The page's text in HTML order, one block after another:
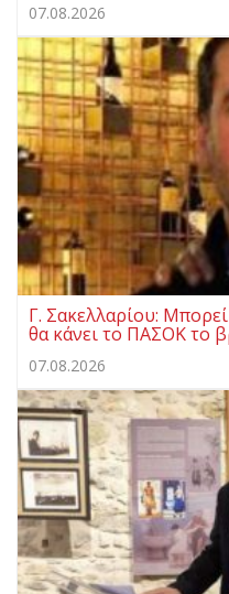
07.08.2026
Γ. Σακελλαρίου:
θα κάνει το ΠΑΣΟΚ το
07.08.2026